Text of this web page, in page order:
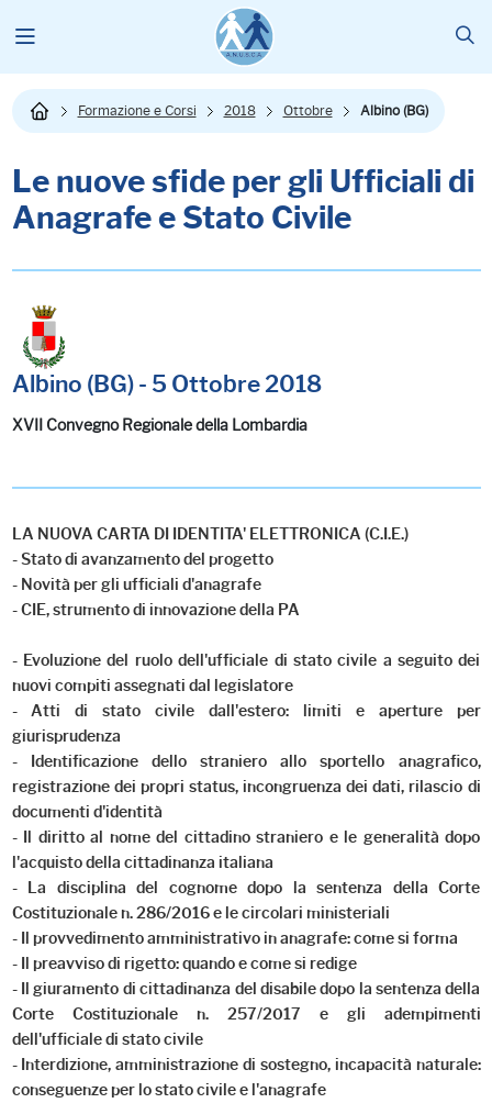
Formazione e Corsi 2018 Ottobre Albino (BG)
Le nuove sfide per gli Ufficiali di
Anagrafe e Stato Civile
Albino (BG) - 5 Ottobre 2018
XVII Convegno Regionale della Lombardia
LA NUOVA CARTA DI IDENTITA' ELETTRONICA (C.I.E.)
- Stato di avanzamento del progetto
- Novità per gli ufficiali d'anagrafe
- CIE, strumento di innovazione della PA
- Evoluzione del ruolo dell'ufficiale di stato civile a seguito dei
nuovi compiti assegnati dal legislatore
- Atti di stato civile dall'estero: limiti e aperture per
giurisprudenza
- Identificazione dello straniero allo sportello anagrafico,
registrazione dei propri status, incongruenza dei dati, rilascio di
documenti d'identità
- Il diritto al nome del cittadino straniero e le generalità dopo
l'acquisto della cittadinanza italiana
- La disciplina del cognome dopo la sentenza della Corte
Costituzionale n. 286/2016 e le circolari ministeriali
- Il provvedimento amministrativo in anagrafe: come si forma
- Il preavviso di rigetto: quando e come si redige
- Il giuramento di cittadinanza del disabile dopo la sentenza della
Corte Costituzionale n. 257/2017 e gli adempimenti
dell'ufficiale di stato civile
- Interdizione, amministrazione di sostegno, incapacità naturale:
conseguenze per lo stato civile e l'anagrafe